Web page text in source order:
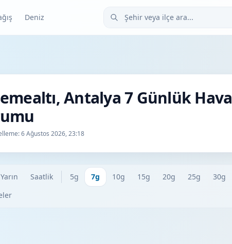
Deniz Şehir veya ilçe ara
Antalya 7 Günlük Hava
6 Ağustos 2026, 23:18
Yarın Saatlik 5g 7g 10g 15g 20g 25g 30g